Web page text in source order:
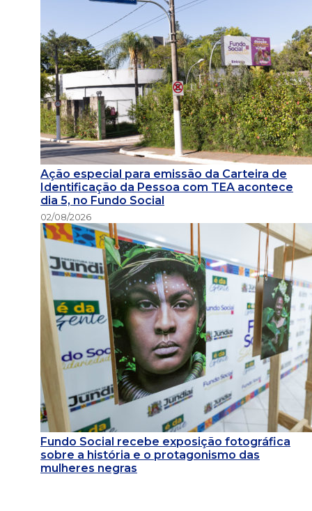
Ação especial para emissão da Carteira de
Identificação da Pessoa com TEA acontece
dia 5, no Fundo Social
02/08/2026
Fundo Social recebe exposição fotográfica
sobre a história e o protagonismo das
mulheres negras